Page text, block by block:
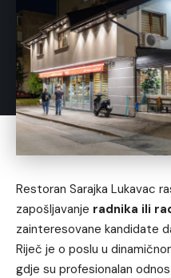
Restoran Sarajka Lukavac
zapošljavanje radnika ili
zainteresovane kandidate
Riječ je o poslu u
gdje su profesionalan